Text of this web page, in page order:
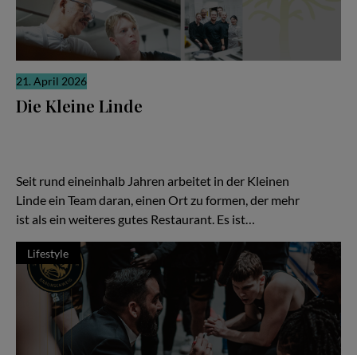
21. April 2026
Die Kleine Linde
Seit rund eineinhalb Jahren arbeitet in der Kleinen
Linde ein Team daran, einen Ort zu formen, der mehr
ist als ein weiteres gutes Restaurant. Es ist…
Lifestyle